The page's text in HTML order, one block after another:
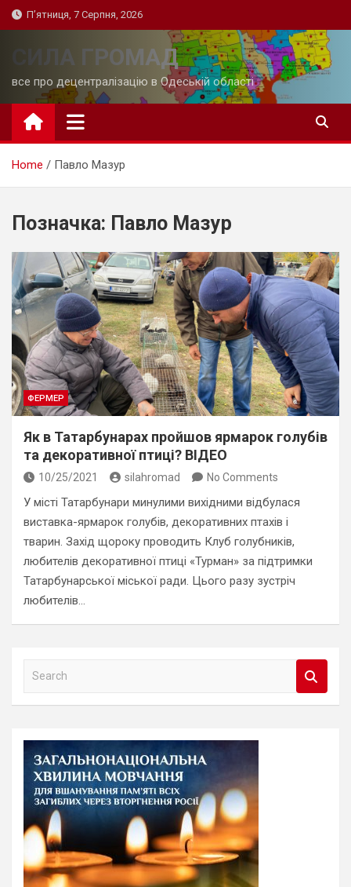
Skip
to
П’ятниця, 7 Серпня, 2026
СИЛА ГРОМАД
все про децентралізацію в Одеській області
Home Павло Мазур
Позначка: Павло Мазур
ФЕРМЕР
Як в Татарбунарах пройшов ярмарок голубів
та декоративної птиці? ВІДЕО
10/25/2021 silahromad No Comments
У місті Татарбунари минулими вихідними відбулася
виставка-ярмарок голубів, декоративних птахів і
тварин. Захід щороку проводить Клуб голубників,
любителів декоративної птиці «Турман» за підтримки
Татарбунарської міської ради. Цього разу зустріч
любителів…
a